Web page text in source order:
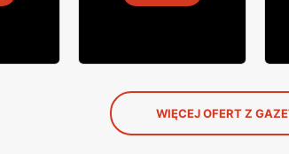
18 sie 2026
WIĘCEJ OFERT Z